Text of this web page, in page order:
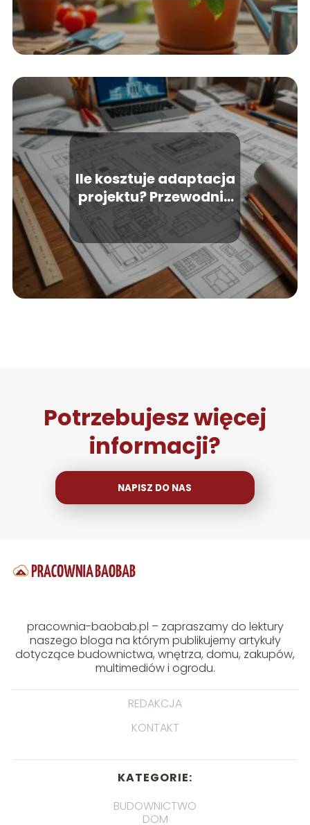
Ile kosztuje adaptacja
projektu? Przewodnik
po kosztach i
formalnościach
Potrzebujesz więcej
informacji?
NAPISZ DO NAS
pracownia-baobab.pl – zapraszamy do lektury
naszego bloga na którym publikujemy artykuły
dotyczące budownictwa, wnętrza, domu, zakupów,
multimediów i ogrodu.
REDAKCJA
KONTAKT
KATEGORIE:
BUDOWNICTWO
DOM